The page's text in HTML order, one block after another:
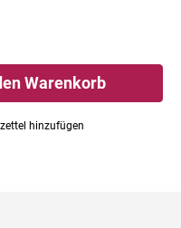
Warenkorb
hinzufügen